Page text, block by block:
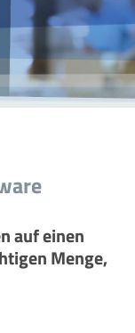
auf einen
Menge,